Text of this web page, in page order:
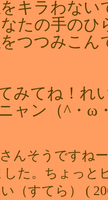
キラわない
たの手のひ
つつみこん
みてね！れ
ャン（^・ω
んそうですね
した。ちょっ
（すてら） (